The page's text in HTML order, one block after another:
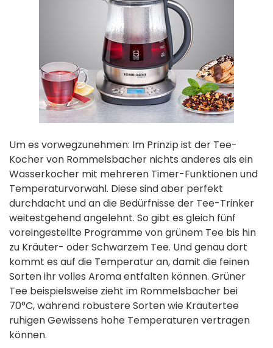
Um es vorwegzunehmen: Im Prinzip ist der Tee-
Kocher von Rommelsbacher nichts anderes als ein
Wasser­kocher mit mehreren Timer-Funktionen und
Temperatur­vorwahl. Diese sind aber perfekt
durchdacht und an die Bedürfnisse der Tee-Trinker
weitest­gehend angelehnt. So gibt es gleich fünf
voreingestellte­ Programme von grünem Tee bis hin
zu Kräuter- oder Schwarzem Tee. Und genau dort
kommt es auf die Temperatur­ an, damit die feinen
Sorten ihr volles Aroma­ entfalten können. Grüner
Tee beispielsweise zieht im Rommelsbacher bei
70°C, während robustere Sorten wie Kräutertee
ruhigen Gewissens hohe Temperaturen vertragen
können.